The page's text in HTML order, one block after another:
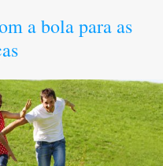
a bola para as